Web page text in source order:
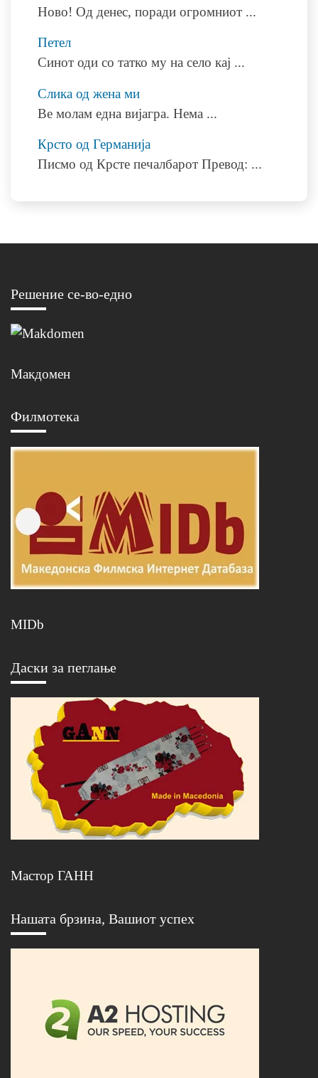
Ново! Од денес, поради огромниот ...
Петел
Синот оди со татко му на село кај ...
Слика од жена ми
Ве молам една вијагра. Нема ...
Крсто од Германија
Писмо од Крсте печалбарот Превод: ...
Решение се-во-едно
Макдомен
Филмотека
MIDb
Даски за пеглање
Мастор ГАНН
Нашата брзина, Вашиот успех